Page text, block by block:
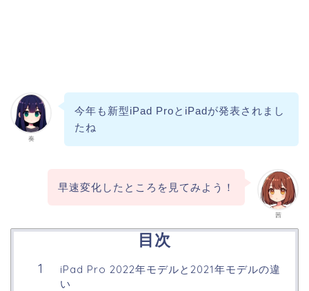
奏
今年も新型iPad ProとiPadが発表されまし
たね
茜
早速変化したところを見てみよう！
目次
iPad Pro 2022年モデルと2021年モデルの違
い